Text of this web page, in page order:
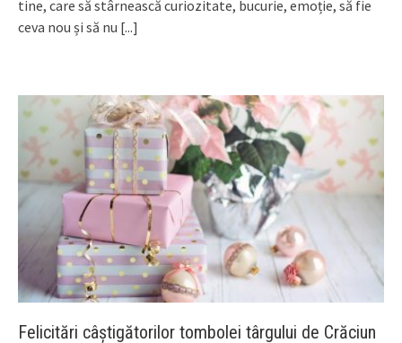
tine, care să stârnească curiozitate, bucurie, emoție, să fie
ceva nou și să nu [...]
Felicitări câștigătorilor tombolei târgului de Crăciun